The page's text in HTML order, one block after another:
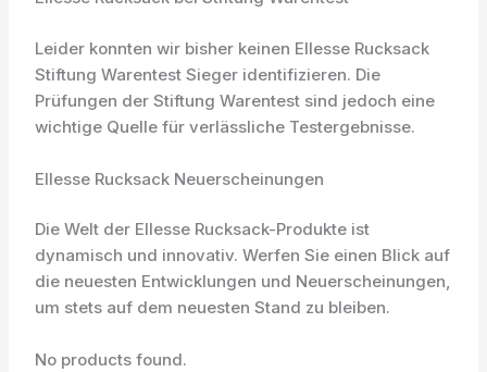
Leider konnten wir bisher keinen Ellesse Rucksack
Stiftung Warentest Sieger identifizieren. Die
Prüfungen der Stiftung Warentest sind jedoch eine
wichtige Quelle für verlässliche Testergebnisse.
Ellesse Rucksack Neuerscheinungen
Die Welt der Ellesse Rucksack-Produkte ist
dynamisch und innovativ. Werfen Sie einen Blick auf
die neuesten Entwicklungen und Neuerscheinungen,
um stets auf dem neuesten Stand zu bleiben.
No products found.